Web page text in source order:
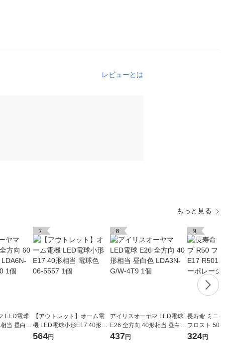
レビューとは
もっと見る
LED電球
当 昼白色
6T10 1個
7
【アウトレット】オーム電
機 LED電球小形E17 40形相
当 電球色 06-5557 1個
564円
8
アイリスオーヤマ LED電球
E26 全方向 40形相当 昼白色
LDA3N-G/W-4T9 1個
437円
9
長寿命 ミニレ
フロスト 50W
50L ヤザワコ
324円